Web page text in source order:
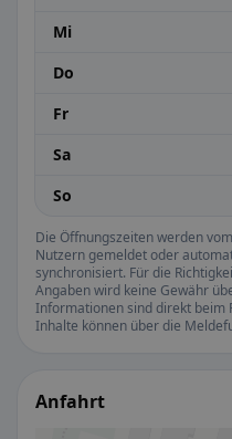
Mi
Do
Fr
Sa
So
Die Öffnungszeiten werden
Nutzern gemeldet oder
synchronisiert. Für die
Angaben wird keine Gewähr
Informationen sind direkt beim
Inhalte können über die
Anfahrt